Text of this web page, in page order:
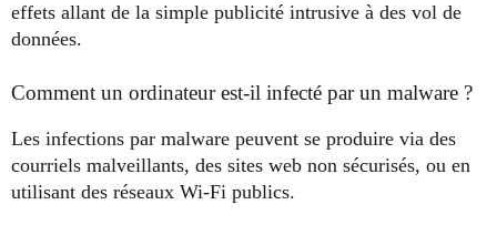
effets allant de la simple publicité intrusive à des vol de
données.
Comment un ordinateur est-il infecté par un malware ?
Les infections par malware peuvent se produire via des
courriels malveillants, des sites web non sécurisés, ou en
utilisant des réseaux Wi-Fi publics.